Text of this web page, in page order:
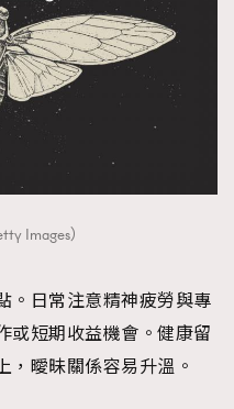
Images）
。日常注意精神疲勞與專
或短期收益機會。健康留
，曖昧關係容易升溫。